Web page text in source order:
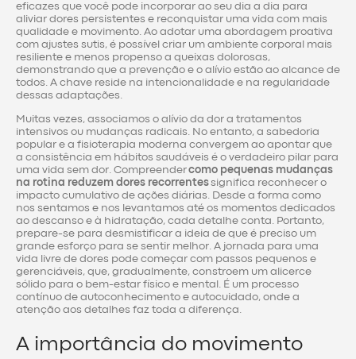
eficazes que você pode incorporar ao seu dia a dia para
aliviar dores persistentes e reconquistar uma vida com mais
qualidade e movimento. Ao adotar uma abordagem proativa
com ajustes sutis, é possível criar um ambiente corporal mais
resiliente e menos propenso a queixas dolorosas,
demonstrando que a prevenção e o alívio estão ao alcance de
todos. A chave reside na intencionalidade e na regularidade
dessas adaptações.
Muitas vezes, associamos o alívio da dor a tratamentos
intensivos ou mudanças radicais. No entanto, a sabedoria
popular e a fisioterapia moderna convergem ao apontar que
a consistência em hábitos saudáveis é o verdadeiro pilar para
uma vida sem dor. Compreendercomo pequenas mudanças
na rotina reduzem dores recorrentessignifica reconhecer o
impacto cumulativo de ações diárias. Desde a forma como
nos sentamos e nos levantamos até os momentos dedicados
ao descanso e à hidratação, cada detalhe conta. Portanto,
prepare-se para desmistificar a ideia de que é preciso um
grande esforço para se sentir melhor. A jornada para uma
vida livre de dores pode começar com passos pequenos e
gerenciáveis, que, gradualmente, constroem um alicerce
sólido para o bem-estar físico e mental. É um processo
contínuo de autoconhecimento e autocuidado, onde a
atenção aos detalhes faz toda a diferença.
A importância do movimento